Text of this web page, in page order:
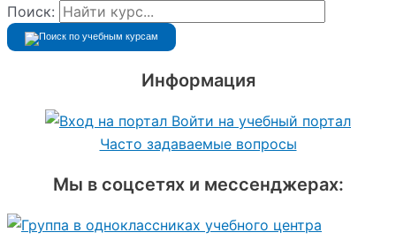
Поиск:
Информация
Войти на учебный портал
Часто задаваемые вопросы
Мы в соцсетях и мессенджерах: